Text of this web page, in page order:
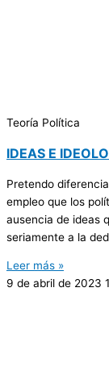
Teoría Política
IDEAS E
Pretendo
empleo que los
ausencia de ideas
seriamente a la
Leer más »
9 de abril de 2023